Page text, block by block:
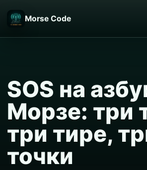
Morse Code
SOS на
Морзе: три
три тире,
точки